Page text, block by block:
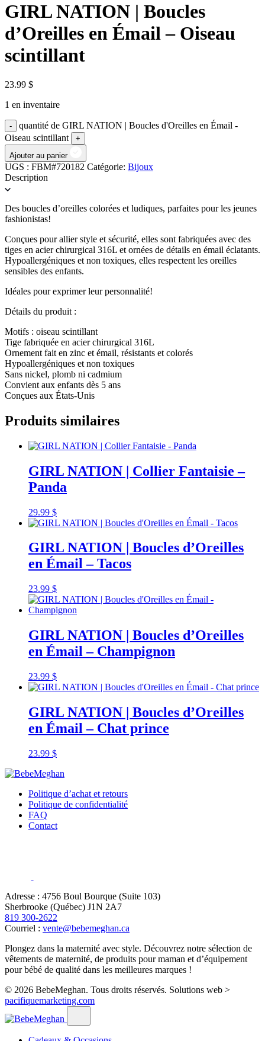
GIRL NATION | Boucles
d’Oreilles en Émail – Oiseau
scintillant
23.99 $
1 en inventaire
quantité de GIRL NATION | Boucles d'Oreilles en Émail -
Oiseau scintillant
Ajouter au panier
UGS : FBM#720182 Catégorie: Bijoux
Description
Des boucles d’oreilles colorées et ludiques, parfaites pour les jeunes
fashionistas!
Conçues pour allier style et sécurité, elles sont fabriquées avec des
tiges en acier chirurgical 316L et ornées de détails en émail éclatants.
Hypoallergéniques et non toxiques, elles respectent les oreilles
sensibles des enfants.
Idéales pour exprimer leur personnalité!
Détails du produit :
Motifs : oiseau scintillant
Tige fabriquée en acier chirurgical 316L
Ornement fait en zinc et émail, résistants et colorés
Hypoallergéniques et non toxiques
Sans nickel, plomb ni cadmium
Convient aux enfants dès 5 ans
Conçues aux États-Unis
Produits similaires
GIRL NATION | Collier Fantaisie –
Panda
29.99 $
GIRL NATION | Boucles d’Oreilles
en Émail – Tacos
23.99 $
GIRL NATION | Boucles d’Oreilles
en Émail – Champignon
23.99 $
GIRL NATION | Boucles d’Oreilles
en Émail – Chat prince
23.99 $
Politique d’achat et retours
Politique de confidentialité
FAQ
Contact
Adresse : 4756 Boul Bourque (Suite 103)
Sherbrooke (Québec) J1N 2A7
819 300-2622
Courriel : vente@bebemeghan.ca
Plongez dans la maternité avec style. Découvrez notre sélection de
vêtements de maternité, de produits pour maman et d’équipement
pour bébé de qualité dans les meilleures marques !
© 2026 BebeMeghan. Tous droits réservés. Solutions web >
pacifiquemarketing.com